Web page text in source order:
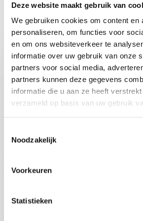
Deze website maakt gebruik van
We gebruiken cookies om content en
personaliseren, om functies voor
en om ons websiteverkeer te
informatie over uw gebruik van onze
partners voor social media,
partners kunnen deze gegevens
informatie die u aan ze heeft
verzameld op basis van uw gebruik
Noodzakelijk
Voorkeuren
Statistieken
Aanvragen
Contactgegevens
Telefoon kantoor:
info@eurokoffie.com
export@eurokoffie.com